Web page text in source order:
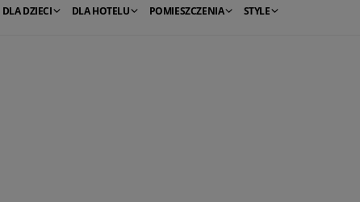
DLA DZIECI DLA HOTELU POMIESZCZENIA STYLE